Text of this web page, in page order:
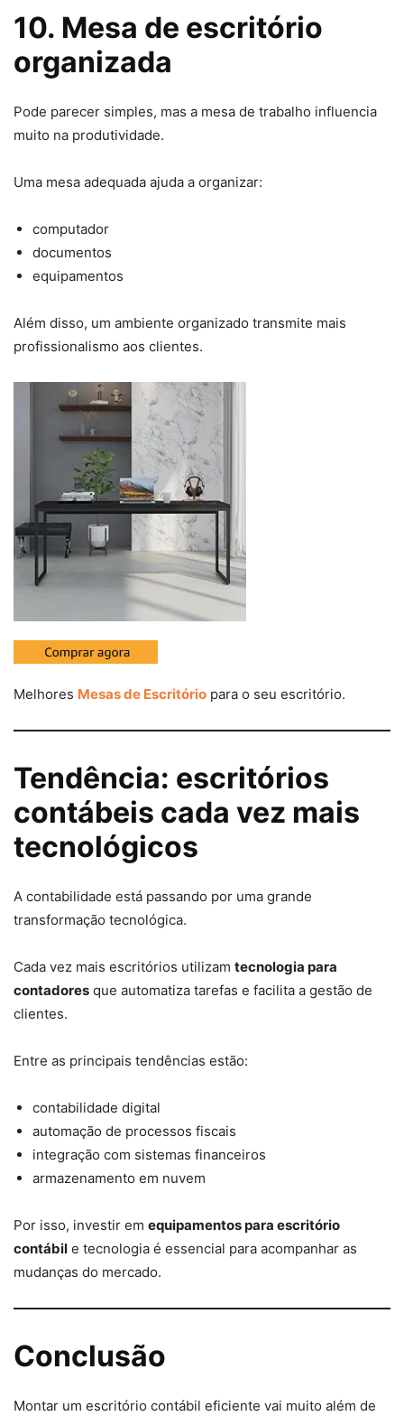
10. Mesa de escritório
organizada
Pode parecer simples, mas a mesa de trabalho influencia
muito na produtividade.
Uma mesa adequada ajuda a organizar:
computador
documentos
equipamentos
Além disso, um ambiente organizado transmite mais
profissionalismo aos clientes.
Melhores Mesas de Escritório para o seu escritório.
Tendência: escritórios
contábeis cada vez mais
tecnológicos
A contabilidade está passando por uma grande
transformação tecnológica.
Cada vez mais escritórios utilizam tecnologia para
contadores que automatiza tarefas e facilita a gestão de
clientes.
Entre as principais tendências estão:
contabilidade digital
automação de processos fiscais
integração com sistemas financeiros
armazenamento em nuvem
Por isso, investir em equipamentos para escritório
contábil e tecnologia é essencial para acompanhar as
mudanças do mercado.
Conclusão
Montar um escritório contábil eficiente vai muito além de